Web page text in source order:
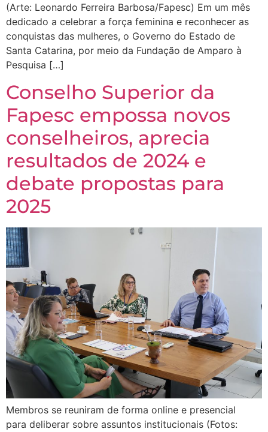
(Arte: Leonardo Ferreira Barbosa/Fapesc) Em um mês
dedicado a celebrar a força feminina e reconhecer as
conquistas das mulheres, o Governo do Estado de
Santa Catarina, por meio da Fundação de Amparo à
Pesquisa […]
Conselho Superior da
Fapesc empossa novos
conselheiros, aprecia
resultados de 2024 e
debate propostas para
2025
Membros se reuniram de forma online e presencial
para deliberar sobre assuntos institucionais (Fotos: